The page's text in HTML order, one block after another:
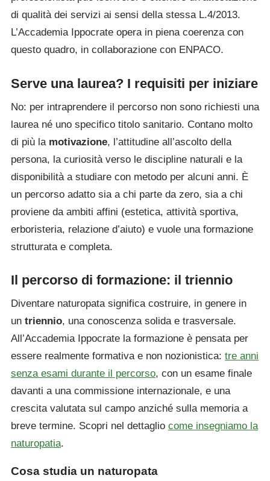
di qualità dei servizi ai sensi della stessa L.4/2013.
L’Accademia Ippocrate opera in piena coerenza con
questo quadro, in collaborazione con ENPACO.
Serve una laurea? I requisiti per iniziare
No: per intraprendere il percorso non sono richiesti una
laurea né uno specifico titolo sanitario. Contano molto
di più la motivazione, l’attitudine all’ascolto della
persona, la curiosità verso le discipline naturali e la
disponibilità a studiare con metodo per alcuni anni. È
un percorso adatto sia a chi parte da zero, sia a chi
proviene da ambiti affini (estetica, attività sportiva,
erboristeria, relazione d’aiuto) e vuole una formazione
strutturata e completa.
Il percorso di formazione: il triennio
Diventare naturopata significa costruire, in genere in
un triennio, una conoscenza solida e trasversale.
All’Accademia Ippocrate la formazione è pensata per
essere realmente formativa e non nozionistica: tre anni
senza esami durante il percorso, con un esame finale
davanti a una commissione internazionale, e una
crescita valutata sul campo anziché sulla memoria a
breve termine. Scopri nel dettaglio come insegniamo la
naturopatia.
Cosa studia un naturopata